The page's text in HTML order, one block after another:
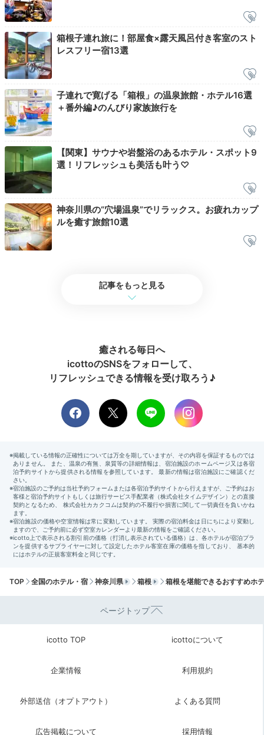
q2momo1p
朝食前、主人と子どもが寝ている隙に…お部屋で朝風呂。天気も良
くとても気持ちよかったです。お風呂からの景色が最高でした。
Breakfast
08:00
和洋どちらも
楽しめる朝食
7階のゆったりとしたレストラン「スカイラウンジ」で
パン派の方も、ご飯派の方も満足できるはず♩またキッ
ズコーナーが併設されていて、赤ちゃん連れでも安心し
て過ごせますよ。
q2momo1p
朝食もバイキングで、感染症対策がしっかりと取られていました。
和食も洋食もおいしかったです。
Check-out
売店でお土産を買って
チェックアウト
箱根子連れ旅に！部屋食×露天風呂付き客室のスト
レスフリー宿13選
子連れで寛げる「箱根」の温泉旅館・ホテル16選
＋番外編♪のんびり家族旅行を
【関東】サウナや岩盤浴のあるホテル・スポット9
選！リフレッシュも美活も叶う♡
神奈川県の“穴場温泉”でリラックス。お疲れカップ
ルを癒す旅館10選
記事をもっと見る
癒される毎日へ
icottoのSNSをフォローして、
リフレッシュできる情報を受け取ろう♪
TOP 全国のホテル・宿 神奈川県 箱根 箱根を堪能できるおすすめホ
ページトップ
icotto TOP icottoについて
企業情報 利用規約
外部送信（オプトアウト） よくある質問
広告掲載について 採用情報